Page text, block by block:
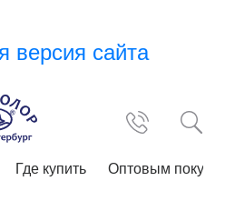
версия сайта
Где купить Оптовым